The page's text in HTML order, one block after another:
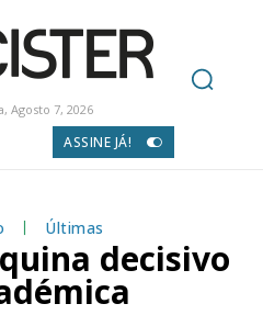
Agosto 7, 2026
ASSINE JÁ!
Últimas
decisivo